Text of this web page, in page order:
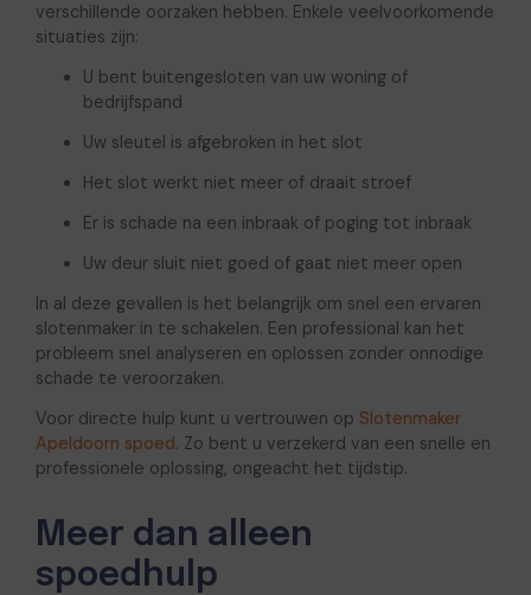
verschillende oorzaken hebben. Enkele veelvoorkomende
situaties zijn:
U bent buitengesloten van uw woning of
bedrijfspand
Uw sleutel is afgebroken in het slot
Het slot werkt niet meer of draait stroef
Er is schade na een inbraak of poging tot inbraak
Uw deur sluit niet goed of gaat niet meer open
In al deze gevallen is het belangrijk om snel een ervaren
slotenmaker in te schakelen. Een professional kan het
probleem snel analyseren en oplossen zonder onnodige
schade te veroorzaken.
Voor directe hulp kunt u vertrouwen op Slotenmaker
Apeldoorn spoed. Zo bent u verzekerd van een snelle en
professionele oplossing, ongeacht het tijdstip.
Meer dan alleen
spoedhulp